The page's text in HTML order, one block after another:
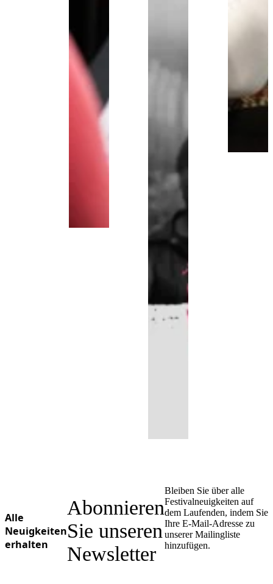
Alle
Neuigkeiten
erhalten
Abonnieren
Sie unseren
Newsletter
Bleiben Sie über alle
Festivalneuigkeiten auf
dem Laufenden, indem Sie
Ihre E-Mail-Adresse zu
unserer Mailingliste
hinzufügen.